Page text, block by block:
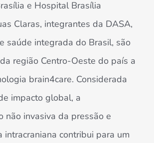
e Hospital Brasília
Claras, integrantes da DASA,
saúde integrada do Brasil, são
região Centro-Oeste do país a
brain4care. Considerada
impacto global, a
não invasiva da pressão e
intracraniana contribui para um